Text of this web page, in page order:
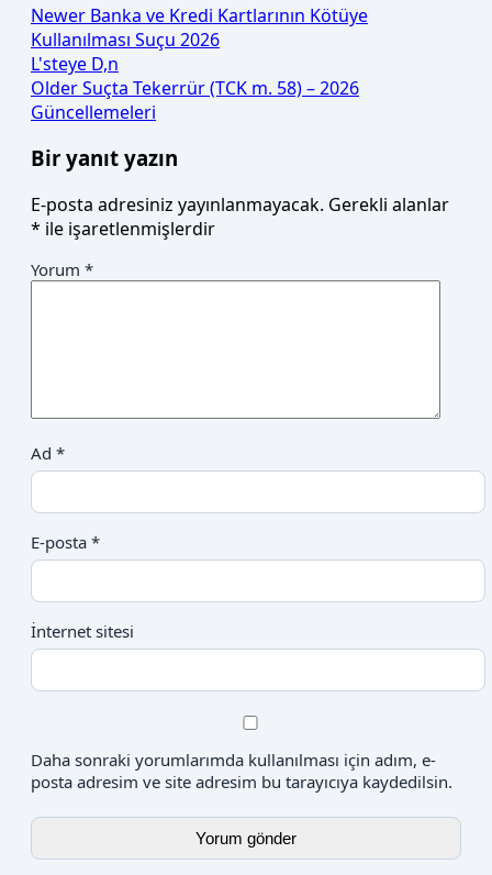
Newer Banka ve Kredi Kartlarının Kötüye
Kullanılması Suçu 2026
L'steye D,n
OlderSuçta Tekerrür (TCK m. 58) – 2026
Güncellemeleri
Bir yanıt yazın
E-posta adresiniz yayınlanmayacak. Gerekli alanlar
* ile işaretlenmişlerdir
Yorum *
Ad *
E-posta *
İnternet sitesi
Daha sonraki yorumlarımda kullanılması için adım, e-
posta adresim ve site adresim bu tarayıcıya kaydedilsin.